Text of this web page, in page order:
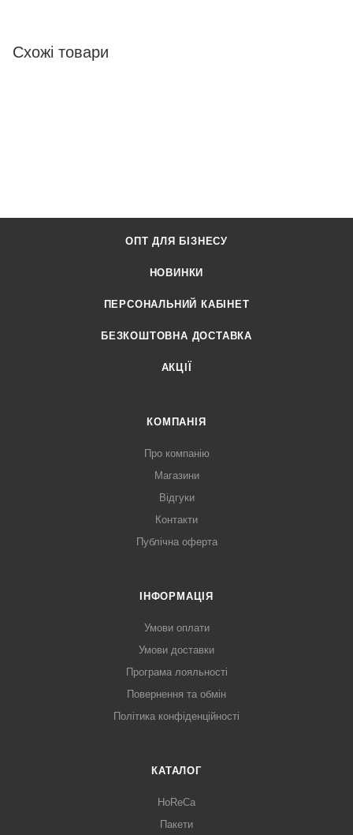
Схожі товари
ОПТ ДЛЯ БІЗНЕСУ
НОВИНКИ
ПЕРСОНАЛЬНИЙ КАБІНЕТ
БЕЗКОШТОВНА ДОСТАВКА
АКЦІЇ
КОМПАНІЯ
Про компанію
Магазини
Відгуки
Контакти
Публічна оферта
ІНФОРМАЦІЯ
Умови оплати
Умови доставки
Програма лояльності
Повернення та обмін
Політика конфіденційності
КАТАЛОГ
HoReCa
Пакети